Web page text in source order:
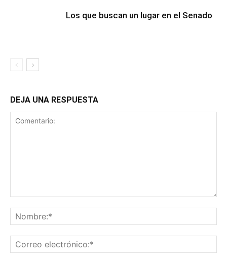
Los que buscan un lugar en el Senado
DEJA UNA RESPUESTA